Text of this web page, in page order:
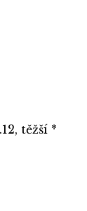
těžší *